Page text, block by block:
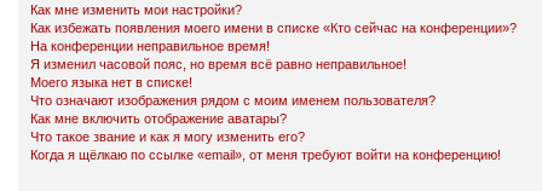
Как мне изменить мои настройки?
Как избежать появления моего имени в списке «Кто сейчас на конференции»?
На конференции неправильное время!
Я изменил часовой пояс, но время всё равно неправильное!
Моего языка нет в списке!
Что означают изображения рядом с моим именем пользователя?
Как мне включить отображение аватары?
Что такое звание и как я могу изменить его?
Когда я щёлкаю по ссылке «email», от меня требуют войти на конференцию!